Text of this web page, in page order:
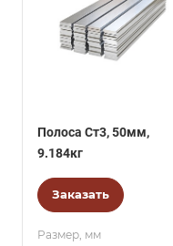
Полоса Ст3, 50мм,
9.184кг
Заказать
Размер, мм